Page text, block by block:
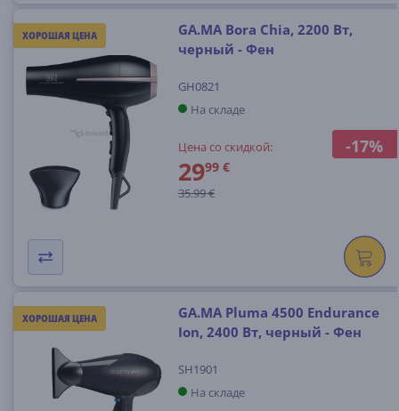
ХОРОШАЯ ЦЕНА
-17%
GA.MA Bora Chia, 2200 Вт,
черный - Фен
GH0821
На складе
Цена со скидкой:
2999 €
35.99 €
ХОРОШАЯ ЦЕНА
GA.MA Pluma 4500 Endurance
Ion, 2400 Вт, черный - Фен
SH1901
На складе